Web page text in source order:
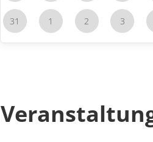
31 1 2 3